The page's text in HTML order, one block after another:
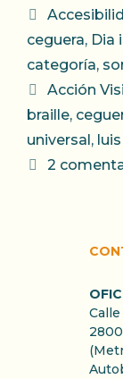
ceguera, Dia
categoría,
Etiquetas
Acción
braille,
universal ,
2